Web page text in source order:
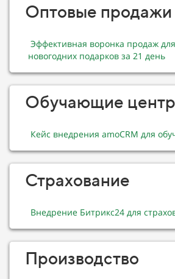
Оптовые продажи
Эффективная воронка продаж
новогодних подарков за 21 день
Обучающие
Кейс внедрения amoCRM для
Страхование
Внедрение Битрикс24 для
Производство